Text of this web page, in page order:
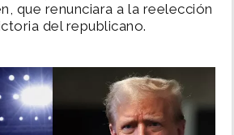
que renunciara a la reelección
del republicano.